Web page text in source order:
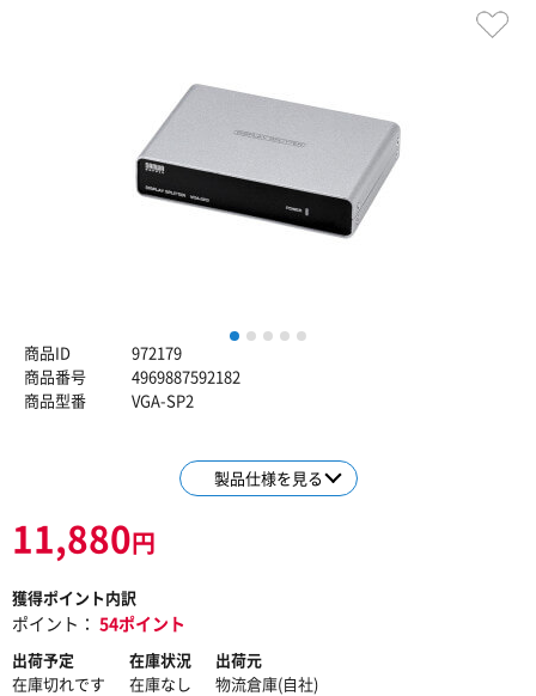
1 2 3 4
商品ID
972179
商品番号
4969887592182
商品型番
VGA-SP2
製品仕様を見る
11,880円
獲得ポイント内訳
ポイント： 54ポイント
出荷予定
在庫切れです
在庫状況
在庫なし
出荷元
物流倉庫(自社)